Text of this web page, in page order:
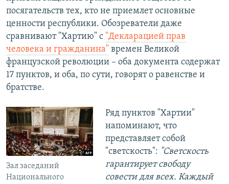
посягательств тех, кто не приемлет основные
ценности республики. Обозреватели даже
сравнивают "Хартию" с "Декларацией прав
человека и гражданина" времен Великой
французской революции – оба документа содержат
17 пунктов, и оба, по сути, говорят о равенстве и
братстве.
Зал заседаний
Национального
Ряд пунктов "Хартии"
напоминают, что
представляет собой
"светскость": "Светскость
гарантирует свободу
совести для всех. Каждый